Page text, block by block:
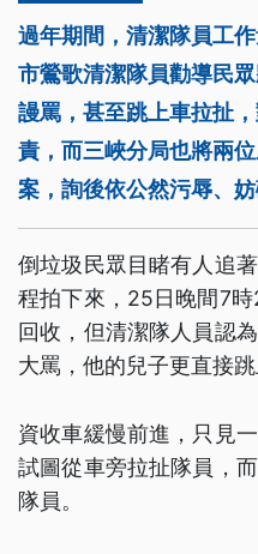
過年期間，清潔隊員工
市鶯歌清潔隊員勸導民
謾罵，甚至跳上車拉扯
責，而三峽分局也將兩
案，詢後依公然污辱、
倒垃圾民眾目睹有人追
程拍下來，25日晚間7
回收，但清潔隊人員認
大罵，他的兒子更直接跳
資收車緩慢前進，只見
試圖從車旁拉扯隊員，
隊員。